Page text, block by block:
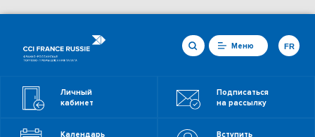
Меню
Личный
кабинет
Подписаться
на рассылку
Календарь
Вступить
FR